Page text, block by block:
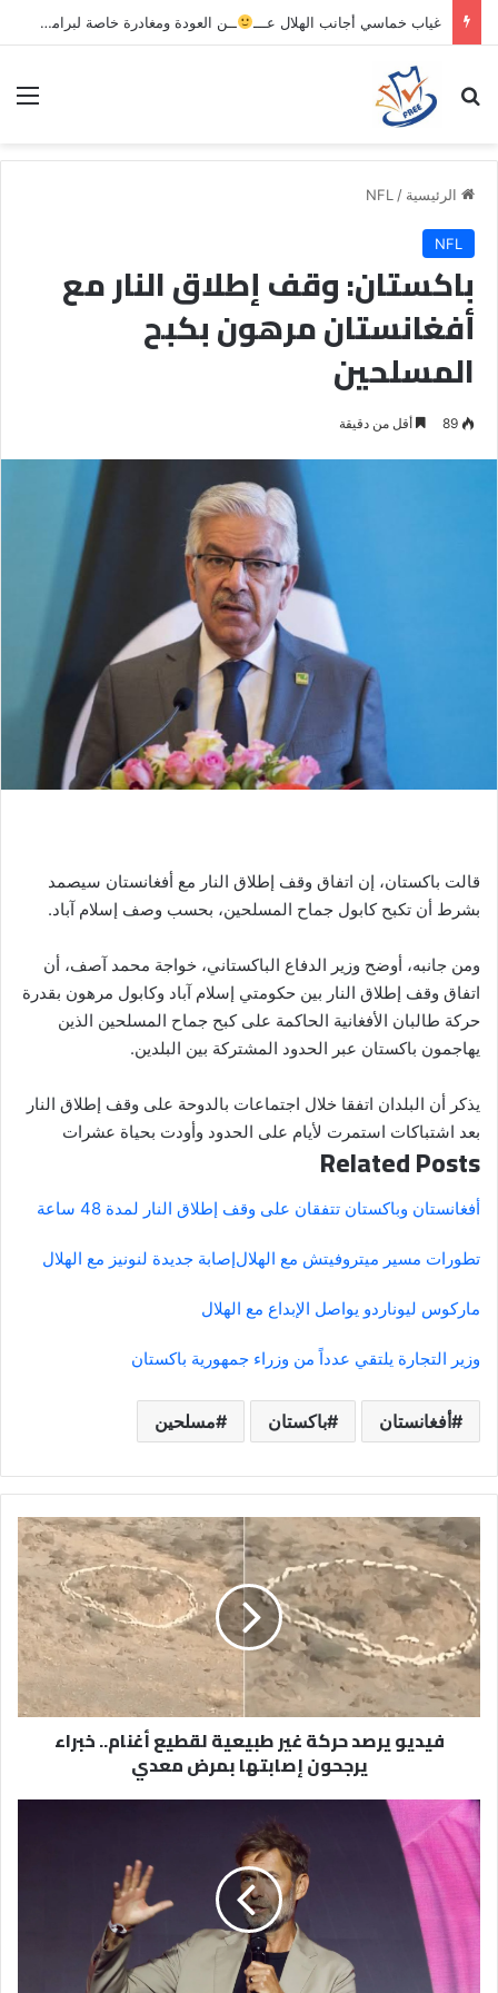
غياب خماسي أجانب الهلال عـــ ــن العودة ومغادرة خاصة لبرامج الاستشفاء والتأهيل
بحث عن
الرئيسية /
NFL
NFL
باكستان: وقف إطلاق النار مع
أفغانستان مرهون بكبح
المسلحين
89 أقل من دقيقة
قالت باكستان، إن اتفاق وقف إطلاق النار مع أفغانستان سيصمد
بشرط أن تكبح كابول جماح المسلحين، بحسب وصف إسلام آباد.
ومن جانبه، أوضح وزير الدفاع الباكستاني، خواجة محمد آصف، أن
اتفاق وقف إطلاق النار بين حكومتي إسلام آباد وكابول مرهون بقدرة
حركة طالبان الأفغانية الحاكمة على كبح جماح المسلحين الذين
يهاجمون باكستان عبر الحدود المشتركة بين البلدين.
يذكر أن البلدان اتفقا خلال اجتماعات بالدوحة على وقف إطلاق النار
بعد اشتباكات استمرت لأيام على الحدود وأودت بحياة عشرات
Related Posts
أفغانستان وباكستان تتفقان على وقف إطلاق النار لمدة 48 ساعة
تطورات مسير ميتروفيتش مع الهلالإصابة جديدة لنونيز مع الهلال
ماركوس ليوناردو يواصل الإبداع مع الهلال
وزير التجارة يلتقي عدداً من وزراء جمهورية باكستان
أفغانستان باكستان مسلحين
فيديو
يرصد
حركة
غير
طبيعية
لقطيع
أغنام..
خبراء
يرجحون
إصابتهافيديو يرصد حركة غير طبيعية لقطيع أغنام.. خبراء
يرجحون إصابتها بمرض معدي
يورغن
كلوب:
ألمانيا
ليست
مرشحة
بكأس
العالم